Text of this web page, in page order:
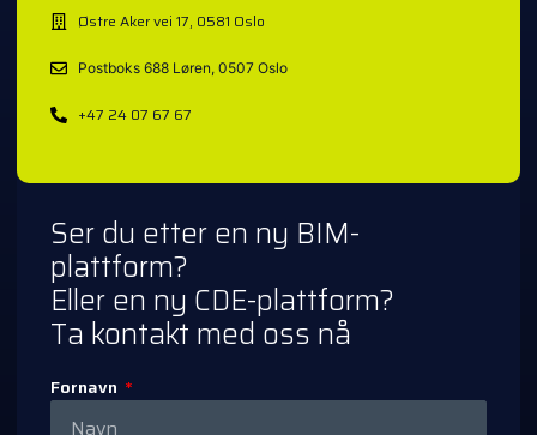
Østre Aker vei 17, 0581 Oslo
Postboks 688 Løren, 0507 Oslo
+47 24 07 67 67
Ser du etter en ny BIM-
plattform?
Eller en ny CDE-plattform?
Ta kontakt med oss nå
Fornavn